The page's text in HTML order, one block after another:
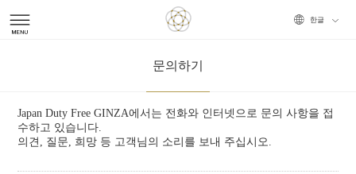
문의하기
Japan Duty Free GINZA에서는 전화와 인터넷으로 문의 사항을 접
수하고 있습니다.
의견, 질문, 희망 등 고객님의 소리를 보내 주십시오.